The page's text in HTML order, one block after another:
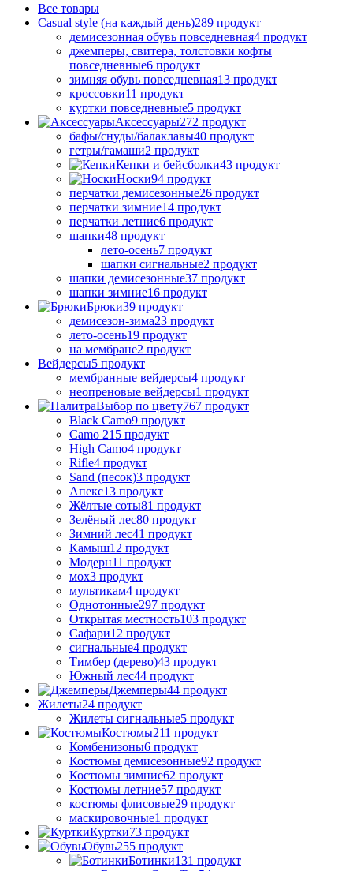
Все товары
Casual style (на каждый день)289 продукт
демисезонная обувь повседневная4 продукт
джемперы, свитера, толстовки кофты
повседневные6 продукт
зимняя обувь повседневная13 продукт
кроссовки11 продукт
куртки повседневные5 продукт
Аксессуары272 продукт
бафы/снуды/балаклавы40 продукт
гетры/гамаши2 продукт
Кепки и бейсболки43 продукт
Носки94 продукт
перчатки демисезонные26 продукт
перчатки зимние14 продукт
перчатки летние6 продукт
шапки48 продукт
лето-осень7 продукт
шапки сигнальные2 продукт
шапки демисезонные37 продукт
шапки зимние16 продукт
Брюки39 продукт
демисезон-зима23 продукт
лето-осень19 продукт
на мембране2 продукт
Вейдерсы5 продукт
мембранные вейдерсы4 продукт
неопреновые вейдерсы1 продукт
Выбор по цвету767 продукт
Black Camo9 продукт
Camo 21 5 продукт
High Camo4 продукт
Rifle4 продукт
Sand (песок)3 продукт
Апекс13 продукт
Жёлтые соты81 продукт
Зелёный лес80 продукт
Зимний лес41 продукт
Камыш12 продукт
Модерн11 продукт
мох3 продукт
мультикам4 продукт
Однотонные297 продукт
Открытая местность103 продукт
Сафари12 продукт
сигнальные4 продукт
Тимбер (дерево)43 продукт
Южный лес44 продукт
Джемперы44 продукт
Жилеты24 продукт
Жилеты сигнальные5 продукт
Костюмы211 продукт
Комбенизоны6 продукт
Костюмы демисезонные92 продукт
Костюмы зимние62 продукт
Костюмы летние57 продукт
костюмы флисовые29 продукт
маскировочные1 продукт
Куртки73 продукт
Обувь255 продукт
Ботинки131 продукт